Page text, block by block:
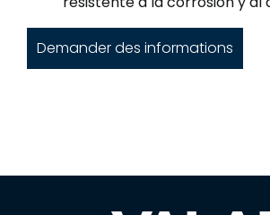
Demander des informations